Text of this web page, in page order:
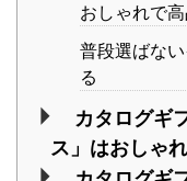
おしゃれで
普段選ばな
る
カタログギ
ス」はおしゃ